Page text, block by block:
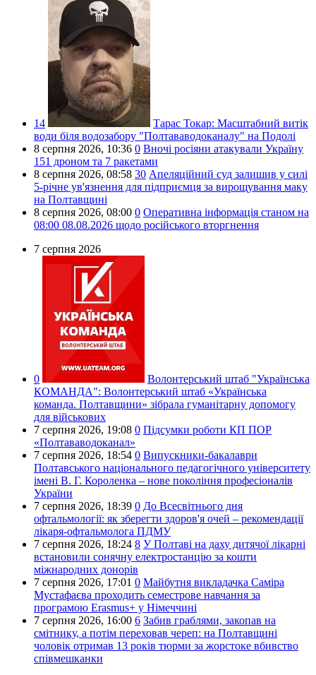
14 Тарас Токар: Масштабний витік
води біля водозабору "Полтававодоканалу" на Подолі
8 серпня 2026, 10:36 0 Вночі росіяни атакували Україну
151 дроном та 7 ракетами
8 серпня 2026, 08:58 30 Апеляційний суд залишив у силі
5-річне ув'язнення для підприємця за вирощування маку
на Полтавщині
8 серпня 2026, 08:00 0 Оперативна інформація станом на
08:00 08.08.2026 щодо російського вторгнення
7 серпня 2026
0
Волонтерський штаб "Українська
КОМАНДА": Волонтерський штаб «Українська
команда. Полтавщини» зібрала гуманітарну допомогу
для військових
7 серпня 2026, 19:08 0 Підсумки роботи КП ПОР
«Полтававодоканал»
7 серпня 2026, 18:54 0 Випускники-бакалаври
Полтавського національного педагогічного університету
імені В. Г. Короленка – нове покоління професіоналів
України
7 серпня 2026, 18:39 0 До Всесвітнього дня
офтальмології: як зберегти здоров'я очей – рекомендації
лікаря-офтальмолога ПДМУ
7 серпня 2026, 18:24 8 У Полтаві на даху дитячої лікарні
встановили сонячну електростанцію за кошти
міжнародних донорів
7 серпня 2026, 17:01 0 Майбутня викладачка Саміра
Мустафаєва проходить семестрове навчання за
програмою Erasmus+ у Німеччині
7 серпня 2026, 16:00 6 Забив граблями, закопав на
смітнику, а потім переховав череп: на Полтавщині
чоловік отримав 13 років тюрми за жорстоке вбивство
співмешканки